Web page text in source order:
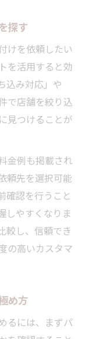
探す
けを依頼したい
を活用すると効
込み対応」や
で店舗を絞り込
見つけることが
金例も掲載され
頼先を選択可能
確認を行うこと
しやすくなりま
較し、信頼でき
の高いカスタマ
め方
るには、まずパ